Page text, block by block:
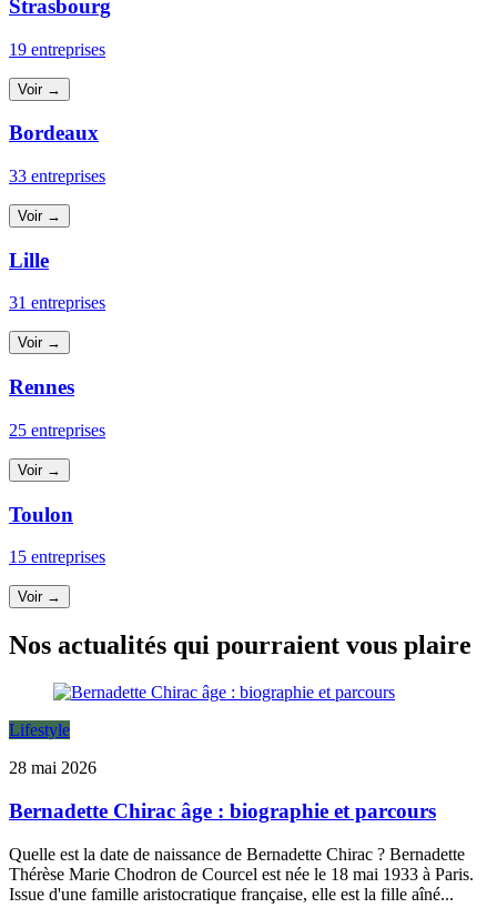
Strasbourg
19 entreprises
Voir →
Bordeaux
33 entreprises
Voir →
Lille
31 entreprises
Voir →
Rennes
25 entreprises
Voir →
Toulon
15 entreprises
Voir →
Nos actualités qui pourraient vous plaire
Lifestyle
28 mai 2026
Bernadette Chirac âge : biographie et parcours
Quelle est la date de naissance de Bernadette Chirac ? Bernadette
Thérèse Marie Chodron de Courcel est née le 18 mai 1933 à Paris.
Issue d'une famille aristocratique française, elle est la fille aîné...